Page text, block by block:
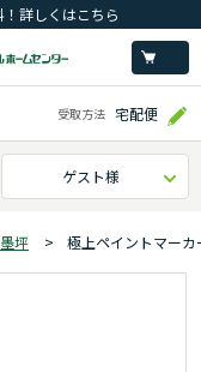
詳しくはこちら
受取方法 宅配便
ゲスト様
坪 > 極上ペイントマー